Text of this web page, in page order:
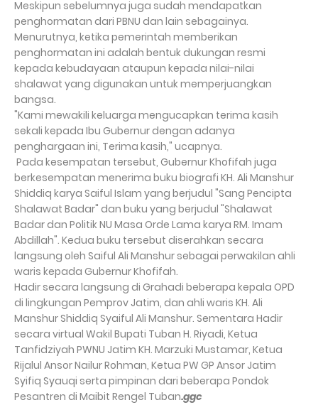
Meskipun sebelumnya juga sudah mendapatkan
penghormatan dari PBNU dan lain sebagainya.
Menurutnya, ketika pemerintah memberikan
penghormatan ini adalah bentuk dukungan resmi
kepada kebudayaan ataupun kepada nilai-nilai
shalawat yang digunakan untuk memperjuangkan
bangsa.
"Kami mewakili keluarga mengucapkan terima kasih
sekali kepada Ibu Gubernur dengan adanya
penghargaan ini, Terima kasih," ucapnya.
Pada kesempatan tersebut, Gubernur Khofifah juga
berkesempatan menerima buku biografi KH. Ali Manshur
Shiddiq karya Saiful Islam yang berjudul "Sang Pencipta
Shalawat Badar" dan buku yang berjudul "Shalawat
Badar dan Politik NU Masa Orde Lama karya RM. Imam
Abdillah". Kedua buku tersebut diserahkan secara
langsung oleh Saiful Ali Manshur sebagai perwakilan ahli
waris kepada Gubernur Khofifah.
Hadir secara langsung di Grahadi beberapa kepala OPD
di lingkungan Pemprov Jatim, dan ahli waris KH. Ali
Manshur Shiddiq Syaiful Ali Manshur. Sementara Hadir
secara virtual Wakil Bupati Tuban H. Riyadi, Ketua
Tanfidziyah PWNU Jatim KH. Marzuki Mustamar, Ketua
Rijalul Ansor Nailur Rohman, Ketua PW GP Ansor Jatim
Syifiq Syauqi serta pimpinan dari beberapa Pondok
Pesantren di Maibit Rengel Tuban.ggc